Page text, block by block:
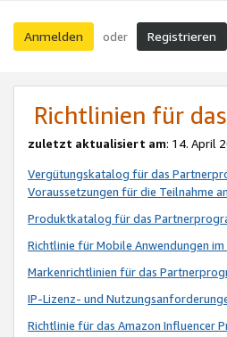
Anmelden oder Registrieren
Richtlinien für
zuletzt aktualisiert am: 14. April
Vergütungskatalog für das
Voraussetzungen für die Teilnahme
Produktkatalog für das
Richtlinie für Mobile Anwendungen
Markenrichtlinien für das
IP-Lizenz- und
Richtlinie für das Amazon Influencer